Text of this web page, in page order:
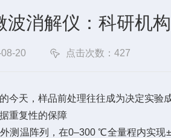
波消解仪：科研机
20 点击次数：427
今天，样品前处理往往成为决定实验
重复性的保障
测温阵列，在0–300 ℃全量程内实